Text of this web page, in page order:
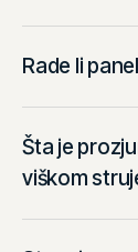
Rade li
Šta je
viškom